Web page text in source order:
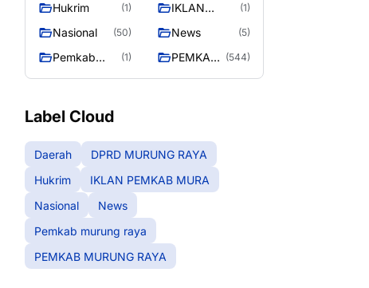
RAYA
Hukrim (1)
IKLAN
MURA
(1)
Nasional (50) News (5)
Pemkab
(1)
PEMKAB
(544)
Label Cloud
Daerah
DPRD MURUNG RAYA
Hukrim
IKLAN PEMKAB MURA
Nasional
News
Pemkab murung raya
PEMKAB MURUNG RAYA